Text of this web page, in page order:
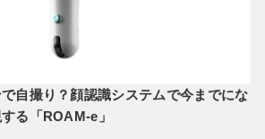
自撮り？顔認識システムで今までにな
る「ROAM-e」